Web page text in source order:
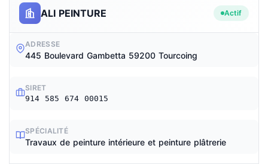
ALI PEINTURE Actif
ADRESSE
445 Boulevard Gambetta 59200 Tourcoing
SIRET
914 585 674 00015
SPÉCIALITÉ
Travaux de peinture intérieure et peinture plâtrerie